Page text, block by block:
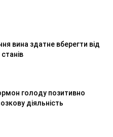
вина здатне вберегти від
голоду позитивно
діяльність